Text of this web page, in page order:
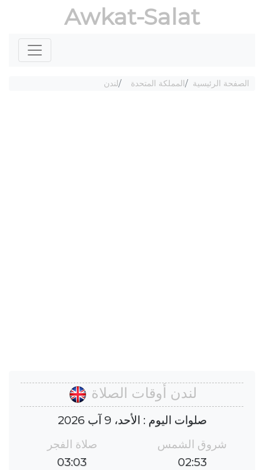
Awkat-Salat
الصفحة الرئيسية المملكة المتحدة لندن
لندن أوقات الصلاة
صلوات اليوم : الأحد، 9 آب 2026
شروق الشمس
02:53
صلاة الفجر
03:03